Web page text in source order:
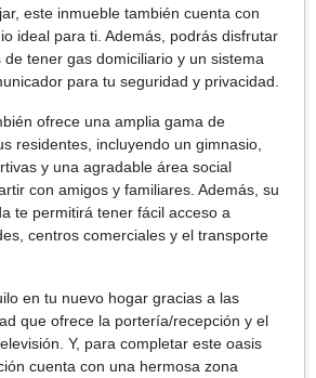
este inmueble también cuenta con
ideal para ti. Además, podrás disfrutar
tener gas domiciliario y un sistema
para tu seguridad y privacidad.
ofrece una amplia gama de
residentes, incluyendo un gimnasio,
y una agradable área social
con amigos y familiares. Además, su
te permitirá tener fácil acceso a
centros comerciales y el transporte
en tu nuevo hogar gracias a las
que ofrece la portería/recepción y el
Y, para completar este oasis
cuenta con una hermosa zona